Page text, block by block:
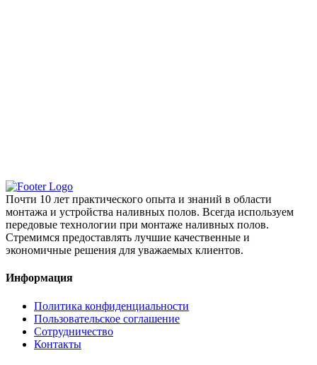
Почти 10 лет практического опыта и знаний в области
монтажа и устройства наливных полов. Всегда используем
передовые технологии при монтаже наливных полов.
Стремимся предоставлять лучшие качественные и
экономичные решения для уважаемых клиентов.
Информация
Политика конфиденциальности
Пользовательское соглашение
Сотрудничество
Контакты